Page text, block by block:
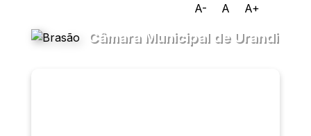
A- A A+
Câmara Municipal de Urandi